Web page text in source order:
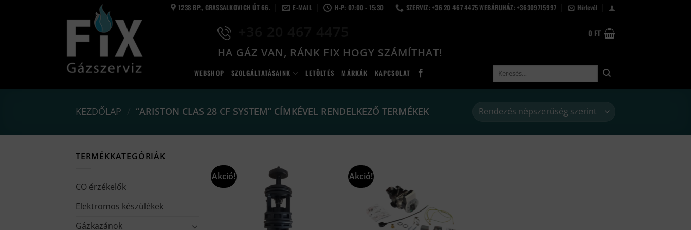
1238 BP., GRASSALKOVICH ÚT 66. E-MAIL H-P: 07:00 - 15:30 SZERVIZ: +36 20 467 4475 WEBÁRUHÁZ: +36309715997 Hírlevél
HA GÁZ VAN, RÁNK FIX HOGY SZÁMÍTHAT!
0 FT
WEBSHOP SZOLGÁLTATÁSAINK LETÖLTÉS MÁRKÁK KAPCSOLAT
Keresés
következőre:
KEZDŐLAP / “ARISTON CLAS 28 CF SYSTEM” CÍMKÉVEL RENDELKEZŐ TERMÉKEK
TERMÉKKATEGÓRIÁK
CO érzékelők
Elektromos készülékek
Gázkazánok
Akció! Akció!